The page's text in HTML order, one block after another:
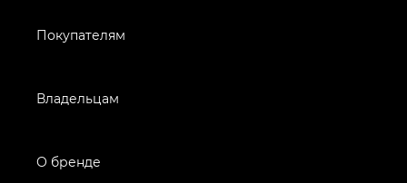
Покупателям
Владельцам
О бренде